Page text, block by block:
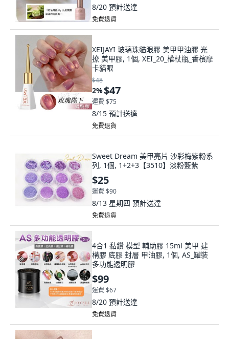
8/20 預計送達
免費退貨
XEIJAYI 玻璃珠貓眼膠 美甲甲油膠 光
撩 美甲膠, 1個, XEI_20_權杖瓶_香檳摩
卡貓眼
$48
2%$47
運費 $75
8/15 預計送達
免費退貨
Sweet Dream 美甲亮片 沙彩梅紫粉系
列, 1個, 1+2+3【3510】淡粉藍紫
$25
運費 $90
8/13 星期四 預計送達
免費退貨
4合1 黏鑽 模型 輔助膠 15ml 美甲 建
構膠 底膠 封層 甲油膠, 1個, AS_罐裝
多功能透明膠
$99
運費 $67
8/20 預計送達
免費退貨